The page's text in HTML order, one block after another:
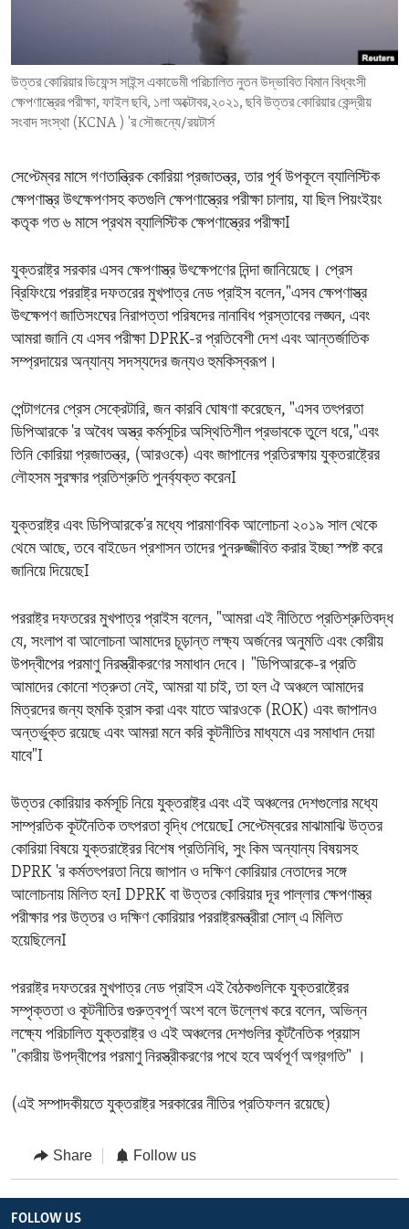
ENVIRONMENT AND HEALTH
IDEALS AND INSTITUTIONS
উত্তর কোরিয়ার ডিফেন্স সাইন্স একাডেমী পরিচালিত নুতন উদ্ভাবিত বিমান বিধ্বংসী
ক্ষেপণাস্ত্রের পরীক্ষা, ফাইল ছবি, ১লা অক্টোবর,২০২১, ছবি উত্তর কোরিয়ার কেন্দ্রীয়
সংবাদ সংস্থা (KCNA ) 'র সৌজন্যে/রয়টার্স
সেপ্টেম্বর মাসে গণতান্ত্রিক কোরিয়া প্রজাতন্ত্র, তার পূর্ব উপকূলে ব্যালিস্টিক
ক্ষেপণাস্ত্র উৎক্ষেপণসহ কতগুলি ক্ষেপণাস্ত্রের পরীক্ষা চালায়, যা ছিল পিয়ংইয়ং
কতৃক গত ৬ মাসে প্রথম ব্যালিস্টিক ক্ষেপণাস্ত্রের পরীক্ষাI
যুক্তরাষ্ট্র সরকার এসব ক্ষেপণাস্ত্র উৎক্ষেপণের নিন্দা জানিয়েছে। প্রেস
ব্রিফিংয়ে পররাষ্ট্র দফতরের মুখপাত্র নেড প্রাইস বলেন,"এসব ক্ষেপণাস্ত্র
উৎক্ষেপণ জাতিসংঘের নিরাপত্তা পরিষদের নানাবিধ প্রস্তাবের লঙ্ঘন, এবং
আমরা জানি যে এসব পরীক্ষা DPRK-র প্রতিবেশী দেশ এবং আন্তর্জাতিক
সম্প্রদায়ের অন্যান্য সদস্যদের জন্যও হুমকিস্বরূপ।
পেন্টাগনের প্রেস সেক্রেটারি, জন কারবি ঘোষণা করেছেন, "এসব তৎপরতা
ডিপিআরকে 'র অবৈধ অস্ত্র কর্মসূচির অস্থিতিশীল প্রভাবকে তুলে ধরে,"এবং
তিনি কোরিয়া প্রজাতন্ত্র, (আরওকে) এবং জাপানের প্রতিরক্ষায় যুক্তরাষ্ট্রের
লৌহসম সুরক্ষার প্রতিশ্রুতি পুনর্ব্যক্ত করেনI
যুক্তরাষ্ট্র এবং ডিপিআরকে'র মধ্যে পারমাণবিক আলোচনা ২০১৯ সাল থেকে
থেমে আছে, তবে বাইডেন প্রশাসন তাদের পুনরুজ্জীবিত করার ইচ্ছা স্পষ্ট করে
জানিয়ে দিয়েছেI
পররাষ্ট্র দফতরের মুখপাত্র প্রাইস বলেন, "আমরা এই নীতিতে প্রতিশ্রুতিবদ্ধ
যে, সংলাপ বা আলোচনা আমাদের চূড়ান্ত লক্ষ্য অর্জনের অনুমতি এবং কোরীয়
উপদ্বীপের পরমাণু নিরস্ত্রীকরণের সমাধান দেবে। "ডিপিআরকে-র প্রতি
আমাদের কোনো শত্রুতা নেই, আমরা যা চাই, তা হল ঐ অঞ্চলে আমাদের
মিত্রদের জন্য হুমকি হ্রাস করা এবং যাতে আরওকে (ROK) এবং জাপানও
অন্তর্ভুক্ত রয়েছে এবং আমরা মনে করি কূটনীতির মাধ্যমে এর সমাধান দেয়া
যাবে"I
উত্তর কোরিয়ার কর্মসূচি নিয়ে যুক্তরাষ্ট্র এবং এই অঞ্চলের দেশগুলোর মধ্যে
সাম্প্রতিক কূটনৈতিক তৎপরতা বৃদ্ধি পেয়েছেI সেপ্টেম্বরের মাঝামাঝি উত্তর
কোরিয়া বিষয়ে যুক্তরাষ্ট্রের বিশেষ প্রতিনিধি, সুং কিম অন্যান্য বিষয়সহ
DPRK 'র কর্মতৎপরতা নিয়ে জাপান ও দক্ষিণ কোরিয়ার নেতাদের সঙ্গে
আলোচনায় মিলিত হনI DPRK বা উত্তর কোরিয়ার দূর পাল্লার ক্ষেপণাস্ত্র
পরীক্ষার পর উত্তর ও দক্ষিণ কোরিয়ার পররাষ্ট্রমন্ত্রীরা সোল্ এ মিলিত
হয়েছিলেনI
পররাষ্ট্র দফতরের মুখপাত্র নেড প্রাইস এই বৈঠকগুলিকে যুক্তরাষ্ট্রের
সম্পৃক্ততা ও কূটনীতির গুরুত্বপূর্ণ অংশ বলে উল্লেখ করে বলেন, অভিন্ন
লক্ষ্যে পরিচালিত যুক্তরাষ্ট্র ও এই অঞ্চলের দেশগুলির কূটনৈতিক প্রয়াস
"কোরীয় উপদ্বীপের পরমাণু নিরস্ত্রীকরণের পথে হবে অর্থপূর্ণ অগ্রগতি" ।
(এই সম্পাদকীয়তে যুক্তরাষ্ট্র সরকারের নীতির প্রতিফলন রয়েছে)
Share Follow us
FOLLOW US